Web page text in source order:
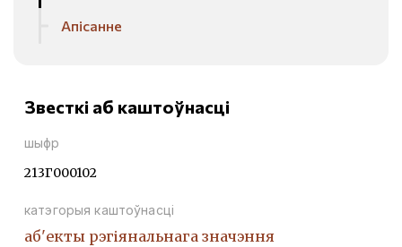
Апісанне
Звесткі аб каштоўнасці
шыфр
213Г000102
катэгорыя каштоўнасці
аб'екты рэгіянальнага значэння